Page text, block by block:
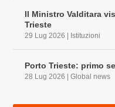
Il Ministro Valditara
Trieste
29 Lug 2026 Istituzioni
Porto Trieste: primo
28 Lug 2026 |Global news